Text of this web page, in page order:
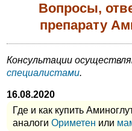
Вопросы,
препарату
Консультации
специалистами.
16.08.2020
Где и как купить
аналоги Ориметен или